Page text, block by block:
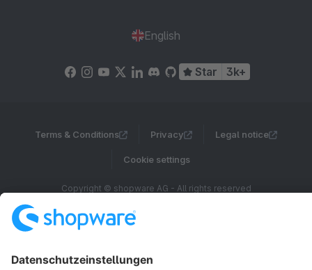
English
Star 3k+
Terms & Conditions Privacy Legal notice
Cookie settings
Copyright © shopware AG - All rights reserved
Notice: * All prices are quoted net of the statutory value-added tax